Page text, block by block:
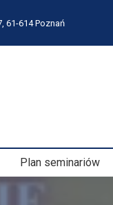
61-614 Poznań
Plan seminariów